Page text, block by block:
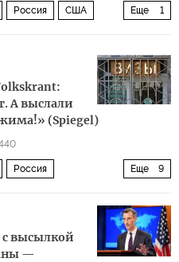
Еще 1
Россия США
А выслали
(Spiegel)
Еще 9
Россия
журналиста
с высылкой
—